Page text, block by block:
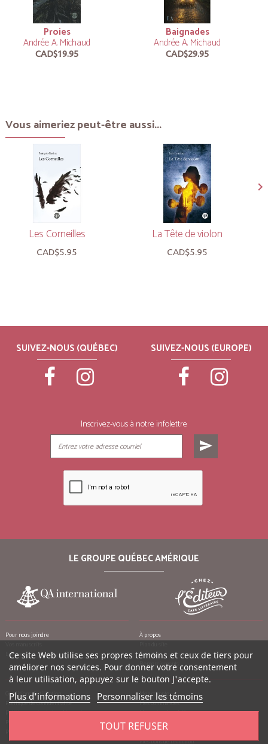
Proies
Andrée A. Michaud
CAD$19.95
Baignades
Andrée A. Michaud
CAD$29.95
Vous aimeriez peut-être aussi...
Les Corneilles
CAD$5.95
La Tête de violon
CAD$5.95
SUIVEZ-NOUS (QUÉBEC) SUIVEZ-NOUS (EUROPE)
Inscrivez-vous à notre infolettre
send
LE GROUPE QUÉBEC AMÉRIQUE
Pour nous joindre
Emplois
À propos
Crédits
Remerciements
Conditions d’utilisation
Politique de confidentialité
Politique contre le harcèlement
Mon compte
Mes commandes
Mes notes de crédit
Mes adresses
Mes informations personnelles
Mes bons de réduction
Ce site Web utilise ses propres témoins et ceux de tiers pour
améliorer nos services. Pour donner votre consentement
à leur utilisation, appuyez sur le bouton J'accepte.
Plus d'informations Personnaliser les témoins
TOUT REFUSER